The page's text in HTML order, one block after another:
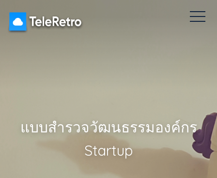
แดชบอร์ด
แบบสำรวจวัฒนธรรมองค์กร
Startup